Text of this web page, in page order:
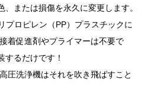
または損傷を永久に変更します。
プロピレン（PP）プラスチックに
着促進剤やプライマーは不要で
するだけです！
圧洗浄機はそれを吹き飛ばすこと